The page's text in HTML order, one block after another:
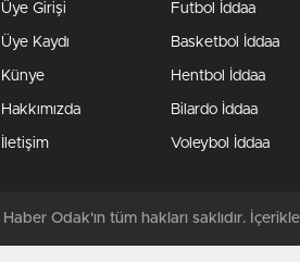
Üye Girişi
Üye Kaydı
Künye
Hakkımızda
İletişim
Futbol İddaa
Basketbol İddaa
Hentbol İddaa
Bilardo İddaa
Voleybol İddaa
Haber Odak'ın tüm hakları saklıdır.